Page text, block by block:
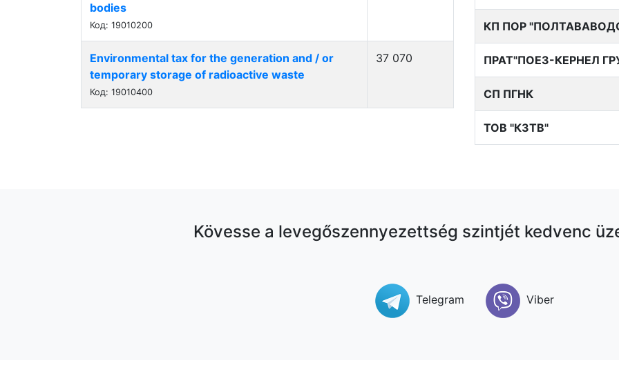
bodies
Код: 19010200
Environmental tax for the generation and / or
temporary storage of radioactive waste
Код: 19010400
37 070
КП ПОР
ПРАТ"ПОЕЗ-КЕРНЕЛ
СП ПГНК
ТОВ "КЗТВ"
Kövesse a levegőszennyezettség szintjét kedvenc
Telegram Viber